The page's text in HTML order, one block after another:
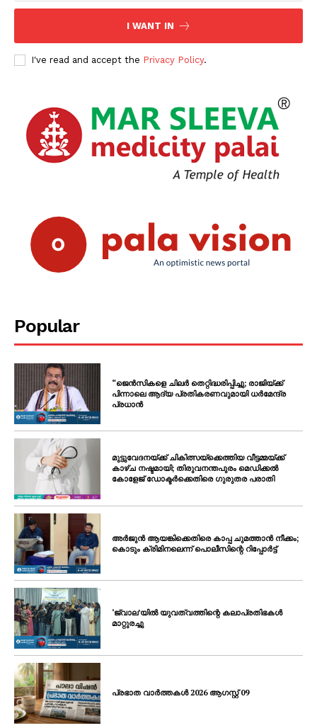
SUBSCRIBE NOW
About
Contact us
Subscription Plans
I WANT IN
I've read and accept the Privacy Policy.
Popular
“ജെൻസികളെ ചിലർ തെറ്റിദ്ധരിപ്പിച്ചു; രാജിയ്ക്ക്
പിന്നാലെ ആദ്യ പ്രതികരണവുമായി ധർമേന്ദ്ര
പ്രധാൻ
മുട്ടുവേദനയ്ക്ക് ചികിത്സയ്‌ക്കെത്തിയ വീട്ടമ്മയ്ക്ക്
കാഴ്ച നഷ്ടമായി; തിരുവനന്തപുരം മെഡിക്കൽ
കോളേജ് ഡോക്ടർക്കെതിരെ ഗുരുതര പരാതി
അർജുൻ ആയങ്കിക്കെതിരെ കാപ്പ ചുമത്താൻ നീക്കം;
കൊടും ക്രിമിനലെന്ന് പൊലീസിന്റെ റിപ്പോർട്ട്
‘ജ്വാല’യിൽ യുവത്വത്തിന്റെ കലാപ്രതിഭകൾ
മാറ്റുരച്ചു
പ്രഭാത വാർത്തകൾ 2026 ആഗസ്റ്റ് 09